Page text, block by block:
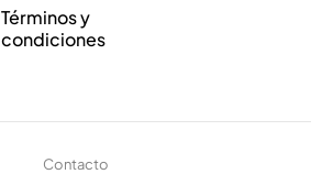
Términos y
condiciones
Contacto